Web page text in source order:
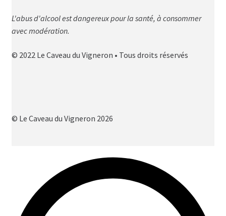
L'abus d'alcool est dangereux pour la santé, à consommer
avec modération.
© 2022 Le Caveau du Vigneron • Tous droits réservés
© Le Caveau du Vigneron 2026